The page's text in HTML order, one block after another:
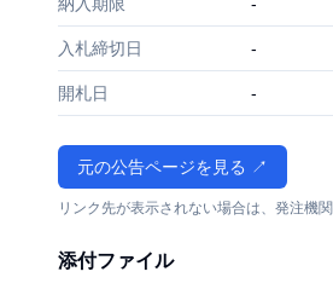
入札締切日 -
開札日 -
元の公告ページを見る ↗
リンク先が表示されない場合は、発注機
添付ファイル